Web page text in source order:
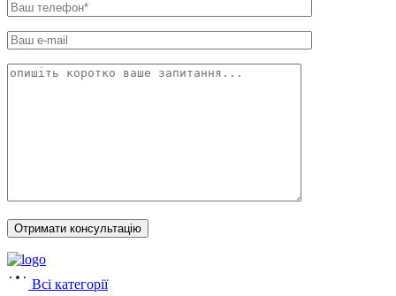
Всі категорії